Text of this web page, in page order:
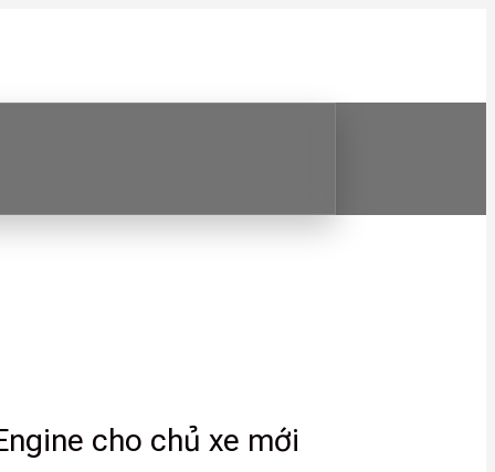
cho chủ xe mới